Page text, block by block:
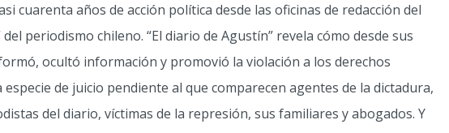
cuarenta años de acción política desde las oficinas de redacción del
del periodismo chileno. “El diario de Agustín” revela cómo desde sus
ocultó información y promovió la violación a los derechos
de juicio pendiente al que comparecen agentes de la dictadura,
del diario, víctimas de la represión, sus familiares y abogados. Y